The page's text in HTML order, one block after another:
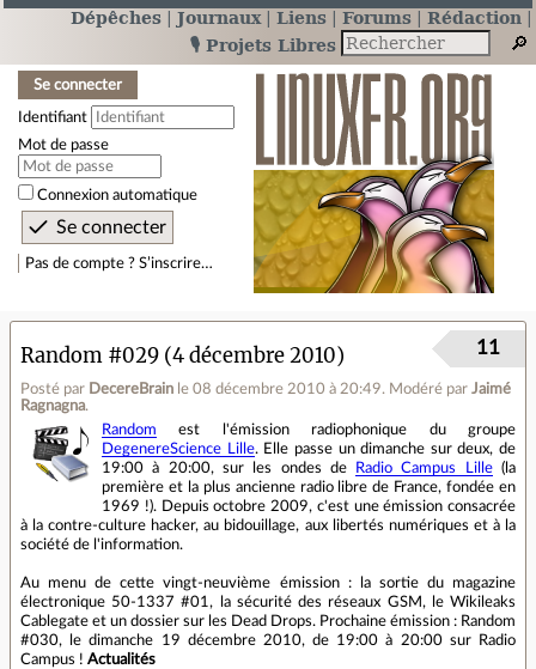
Dépêches Journaux Liens Forums
Rédaction
🎙️ Projets Libres
Se connecter
Identifiant
Mot de passe
Connexion automatique
Pas de compte ? S’inscrire…
Random #029 (4 décembre 2010)
Posté par DecereBrain le 08 décembre 2010 à 20:49. Modéré par Jaimé
Ragnagna.
11
Random est l'émission radiophonique du groupe
DegenereScience Lille. Elle passe un dimanche sur deux, de
19:00 à 20:00, sur les ondes de
Radio Campus Lille(la
première et la plus ancienne radio libre de France, fondée en
1969 !). Depuis octobre 2009, c'est une émission consacrée
à la contre-culture hacker, au bidouillage, aux libertés numériques et à la
société de l'information.
Au menu de cette vingt-neuvième émission : la sortie du magazine
électronique 50-1337 #01, la sécurité des réseaux GSM, le Wikileaks
Cablegate et un dossier sur les Dead Drops. Prochaine émission : Random
#030, le dimanche 19 décembre 2010, de 19:00 à 20:00 sur Radio
Campus ! Actualités